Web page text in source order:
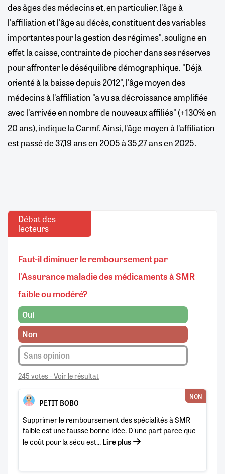
des âges des médecins et, en particulier, l'âge à
l'affiliation et l'âge au décès, constituent des variables
importantes pour la gestion des régimes", souligne en
effet la caisse, contrainte de piocher dans ses réserves
pour affronter le déséquilibre démographique. "Déjà
orienté à la baisse depuis 2012", l'âge moyen des
médecins à l'affiliation "a vu sa décroissance amplifiée
avec l'arrivée en nombre de nouveaux affiliés" (+130% en
20 ans), indique la Carmf. Ainsi, l'âge moyen à l'affiliation
est passé de 37,19 ans en 2005 à 35,27 ans en 2025.
Débat des
lecteurs
Faut-il diminuer le remboursement par
l'Assurance maladie des médicaments à SMR
faible ou modéré?
Oui
Non
Sans opinion
245 votes - Voir le résultat
PETIT BOBO
NON
Supprimer le remboursement des spécialités à SMR
faible est une fausse bonne idée. D'une part parce que
le coût pour la sécu est...Lire plus